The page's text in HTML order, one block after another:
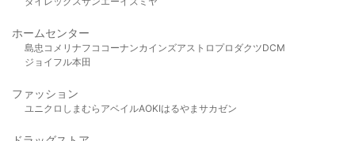
ホームセンター
島忠 コメリ ナフコ コーナンカインズアストロプロダクツDCM
ジョイフル本田
ファッション
ユニクロ しまむら アベイルAOKIはるやま サカゼン